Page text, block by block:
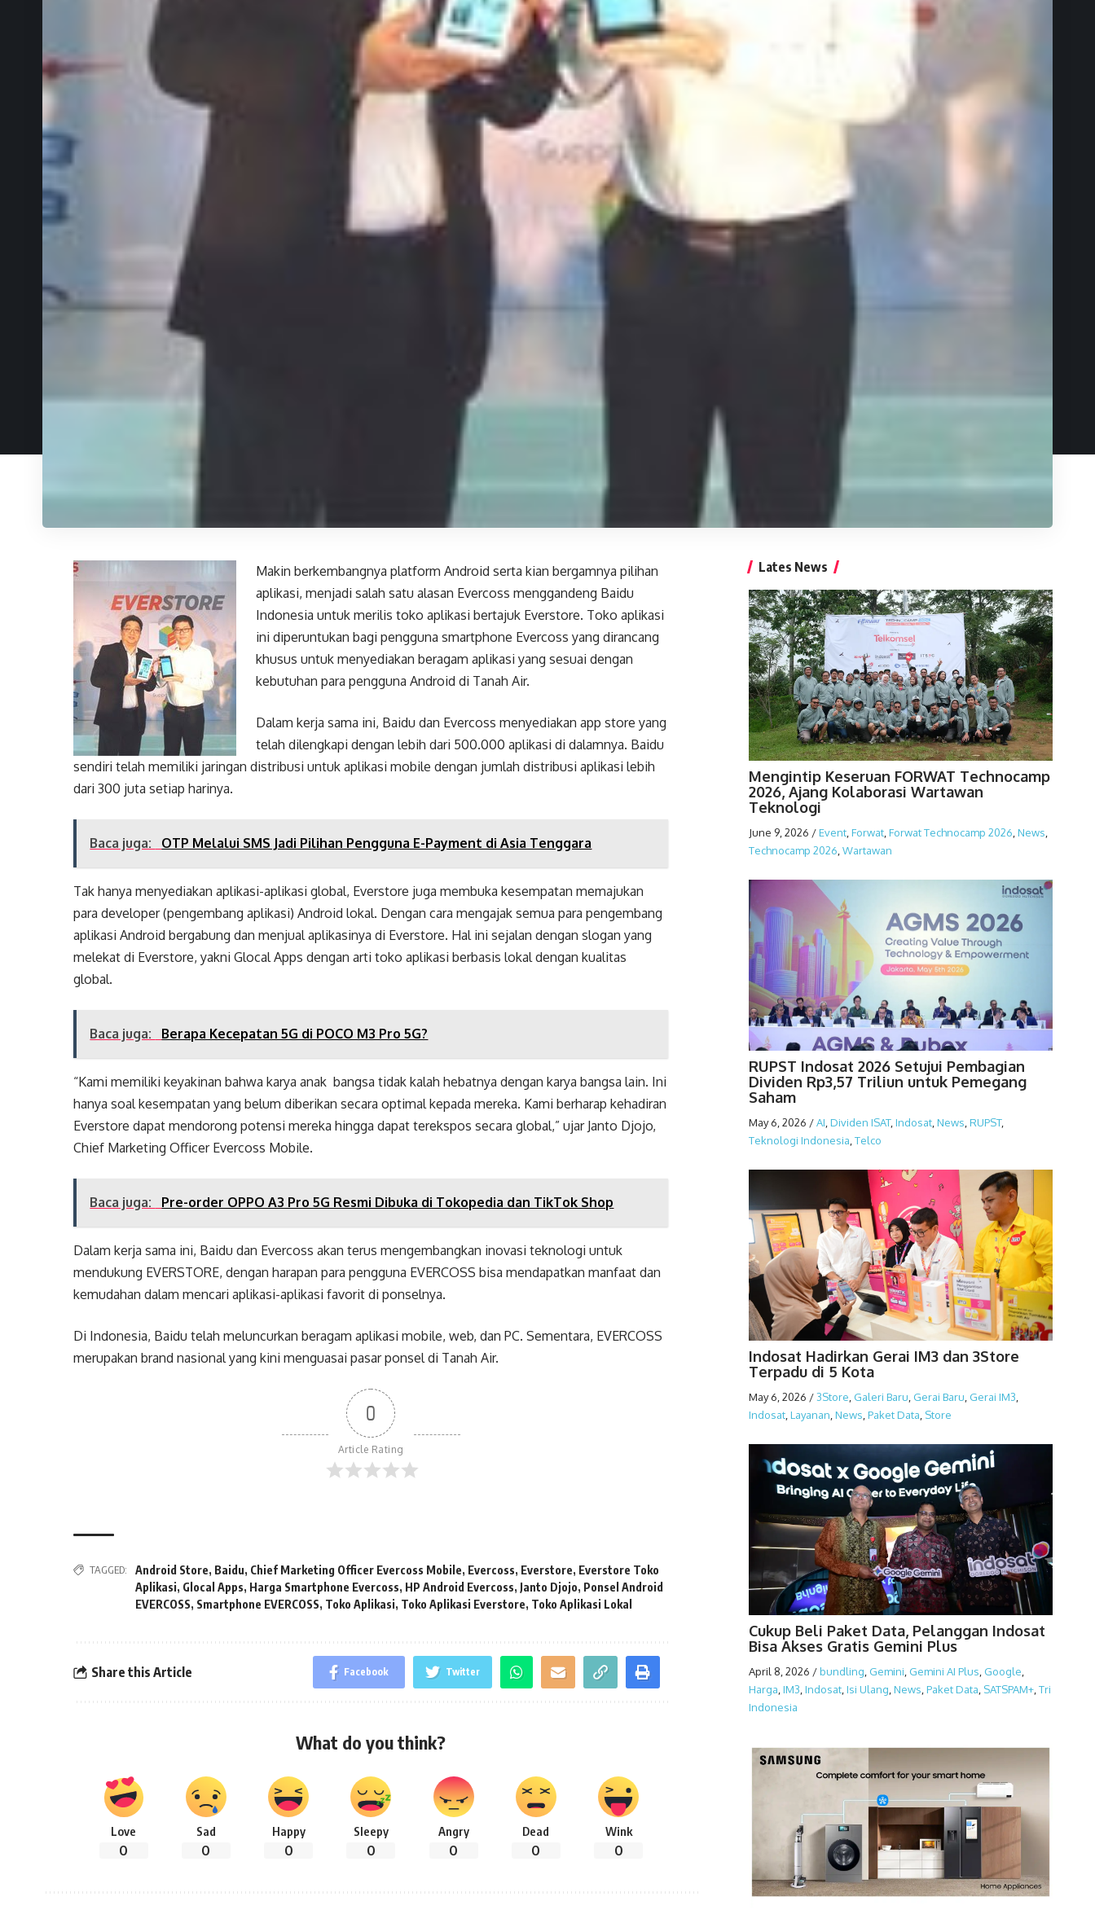
Makin berkembangnya platform Android serta kian bergamnya pilihan
aplikasi, menjadi salah satu alasan Evercoss menggandeng Baidu
Indonesia untuk merilis toko aplikasi bertajuk Everstore. Toko aplikasi
ini diperuntukan bagi pengguna smartphone Evercoss yang dirancang
khusus untuk menyediakan beragam aplikasi yang sesuai dengan
kebutuhan para pengguna Android di Tanah Air.
Dalam kerja sama ini, Baidu dan Evercoss menyediakan app store yang
telah dilengkapi dengan lebih dari 500.000 aplikasi di dalamnya. Baidu
sendiri telah memiliki jaringan distribusi untuk aplikasi mobile dengan jumlah distribusi aplikasi lebih
dari 300 juta setiap harinya.
Baca juga: OTP Melalui SMS Jadi Pilihan Pengguna E-Payment di Asia Tenggara
Tak hanya menyediakan aplikasi-aplikasi global, Everstore juga membuka kesempatan memajukan
para developer (pengembang aplikasi) Android lokal. Dengan cara mengajak semua para pengembang
aplikasi Android bergabung dan menjual aplikasinya di Everstore. Hal ini sejalan dengan slogan yang
melekat di Everstore, yakni Glocal Apps dengan arti toko aplikasi berbasis lokal dengan kualitas
global.
Baca juga: Berapa Kecepatan 5G di POCO M3 Pro 5G?
“Kami memiliki keyakinan bahwa karya anak bangsa tidak kalah hebatnya dengan karya bangsa lain. Ini
hanya soal kesempatan yang belum diberikan secara optimal kepada mereka. Kami berharap kehadiran
Everstore dapat mendorong potensi mereka hingga dapat terekspos secara global,” ujar Janto Djojo,
Chief Marketing Officer Evercoss Mobile.
Baca juga: Pre-order OPPO A3 Pro 5G Resmi Dibuka di Tokopedia dan TikTok Shop
Dalam kerja sama ini, Baidu dan Evercoss akan terus mengembangkan inovasi teknologi untuk
mendukung EVERSTORE, dengan harapan para pengguna EVERCOSS bisa mendapatkan manfaat dan
kemudahan dalam mencari aplikasi-aplikasi favorit di ponselnya.
Di Indonesia, Baidu telah meluncurkan beragam aplikasi mobile, web, dan PC. Sementara, EVERCOSS
merupakan brand nasional yang kini menguasai pasar ponsel di Tanah Air.
0
Article Rating
TAGGED: Android Store, Baidu, Chief Marketing Officer Evercoss Mobile, Evercoss, Everstore, Everstore Toko
Aplikasi, Glocal Apps, Harga Smartphone Evercoss, HP Android Evercoss, Janto Djojo, Ponsel Android
EVERCOSS, Smartphone EVERCOSS, Toko Aplikasi, Toko Aplikasi Everstore, Toko Aplikasi Lokal
Share this Article Facebook Twitter
What do you think?
Love
0
Sad
0
Happy
0
Sleepy
0
Angry
0
Dead
0
Wink
0
Lates News
Mengintip Keseruan FORWAT Technocamp
2026, Ajang Kolaborasi Wartawan
Teknologi
June 9, 2026 /Event, Forwat, Forwat Technocamp 2026 News
Technocamp 2026 Wartawan
RUPST Indosat 2026 Setujui Pembagian
Dividen Rp3,57 Triliun untuk Pemegang
Saham
May 6, 2026 /AI,Dividen ISAT,Indosat,News,RUPST,
Teknologi Indonesia,Telco
Indosat Hadirkan Gerai IM3 dan 3Store
Terpadu di 5 Kota
May 6, 2026 /3Store, Galeri Baru, Gerai Baru, Gerai IM3,
Indosat,Layanan,News,Paket Data, Store
Cukup Beli Paket Data, Pelanggan Indosat
Bisa Akses Gratis Gemini Plus
April 8, 2026 /bundling, Gemini, Gemini AI Plus, Google,
Harga,IM3,Indosat,Isi Ulang,News,Paket Data, SATSPAM+,Tri
Indonesia